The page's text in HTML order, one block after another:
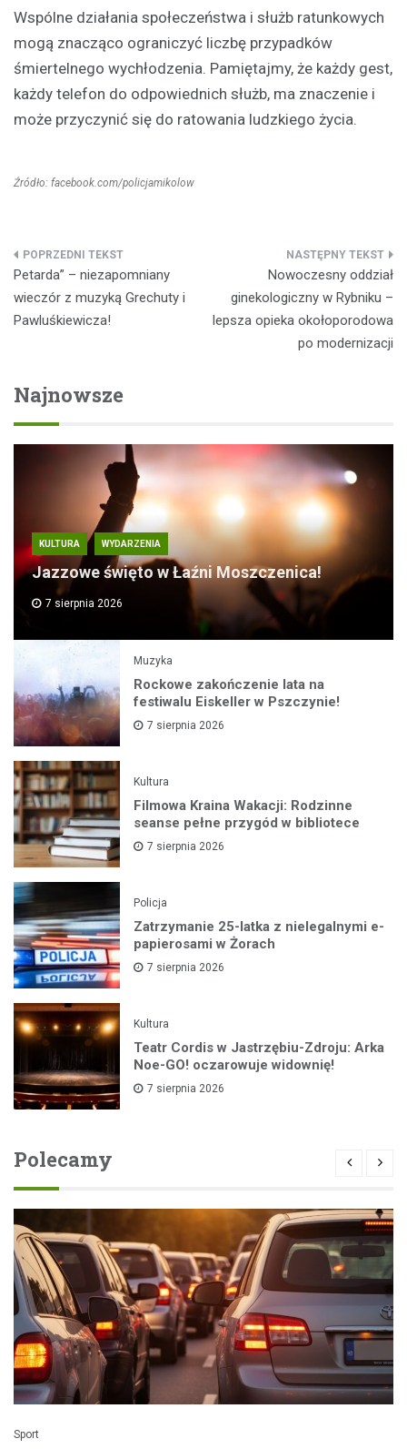
Wspólne działania społeczeństwa i służb ratunkowych
mogą znacząco ograniczyć liczbę przypadków
śmiertelnego wychłodzenia. Pamiętajmy, że każdy gest,
każdy telefon do odpowiednich służb, ma znaczenie i
może przyczynić się do ratowania ludzkiego życia.
Źródło: facebook.com/policjamikolow
Nawigacja
wpisu
Petarda” – niezapomniany
wieczór z muzyką Grechuty i
Pawluśkiewicza!
Nowoczesny oddział
ginekologiczny w Rybniku –
lepsza opieka okołoporodowa
po modernizacji
Najnowsze
KULTURA WYDARZENIA
Jazzowe święto w Łaźni Moszczenica!
7 sierpnia 2026
Muzyka
Rockowe zakończenie lata na
festiwalu Eiskeller w Pszczynie!
7 sierpnia 2026
Kultura
Filmowa Kraina Wakacji: Rodzinne
seanse pełne przygód w bibliotece
7 sierpnia 2026
Policja
Zatrzymanie 25-latka z nielegalnymi e-
papierosami w Żorach
7 sierpnia 2026
Kultura
Teatr Cordis w Jastrzębiu-Zdroju: Arka
Noe-GO! oczarowuje widownię!
7 sierpnia 2026
Polecamy
Sport